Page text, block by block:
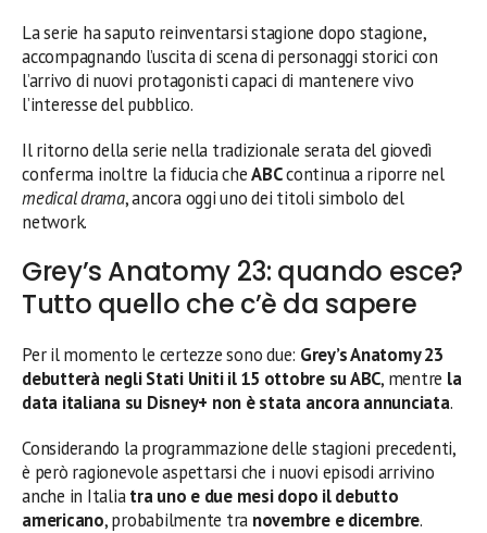
La serie ha saputo reinventarsi stagione dopo stagione,
accompagnando l’uscita di scena di personaggi storici con
l’arrivo di nuovi protagonisti capaci di mantenere vivo
l’interesse del pubblico.
Il ritorno della serie nella tradizionale serata del giovedì
conferma inoltre la fiducia cheABCcontinua a riporre nel
medical drama, ancora oggi uno dei titoli simbolo del
network.
Grey’s Anatomy 23: quando esce?
Tutto quello che c’è da sapere
Per il momento le certezze sono due: Grey’s Anatomy 23
debutterà negli Stati Uniti il 15 ottobre su ABC, mentre la
data italiana su Disney+ non è stata ancora annunciata.
Considerando la programmazione delle stagioni precedenti,
è però ragionevole aspettarsi che i nuovi episodi arrivino
anche in Italiatra uno e due mesi dopo il debutto
americano, probabilmente tra novembre e dicembre.